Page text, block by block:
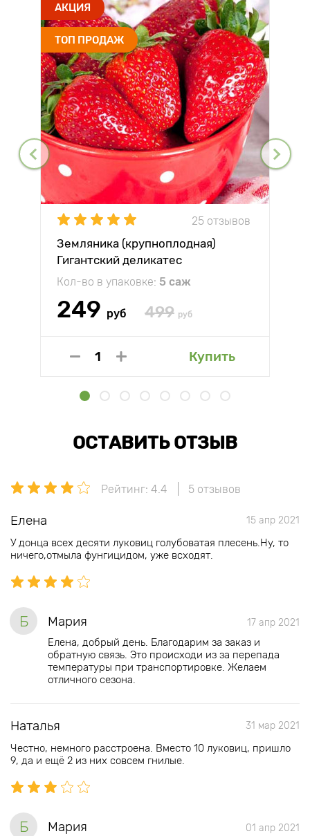
АКЦИЯ
ТОП ПРОДАЖ
25 отзывов
Земляника (крупноплодная)
Гигантский деликатес
Кол-во в упаковке: 5 саж
249 руб 499 руб
Купить
ОСТАВИТЬ ОТЗЫВ
Рейтинг: 4.4 5 отзывов
Елена 15 апр 2021
У донца всех десяти луковиц голубоватая плесень.Ну, то
ничего,отмыла фунгицидом, уже всходят.
Б Мария 17 апр 2021
Елена, добрый день. Благодарим за заказ и
обратную связь. Это происходи из за перепада
температуры при транспортировке. Желаем
отличного сезона.
Наталья 31 мар 2021
Честно, немного расстроена. Вместо 10 луковиц, пришло
9, да и ещё 2 из них совсем гнилые.
Б Мария 01 апр 2021